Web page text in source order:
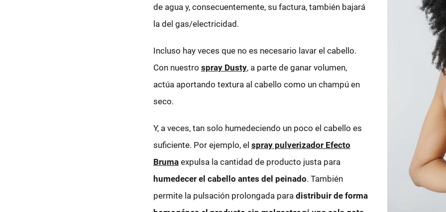
de agua y, consecuentemente, su factura, también bajará
la del gas/electricidad.
Incluso hay veces que no es necesario lavar el cabello.
Con nuestro spray Dusty, a parte de ganar volumen,
actúa aportando textura al cabello como un champú en
seco.
Y, a veces, tan solo humedeciendo un poco el cabello es
suficiente. Por ejemplo, el spray pulverizador Efecto
Brumaexpulsa la cantidad de producto justa para
humedecer el cabello antes del peinado. También
permite la pulsación prolongada para distribuir de forma